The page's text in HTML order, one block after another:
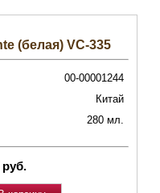
(белая) VC-335
00-00001244
Китай
280 мл.
руб.